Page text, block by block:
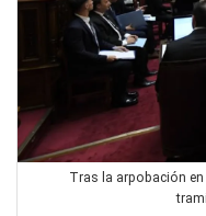
Tras la arpobación en